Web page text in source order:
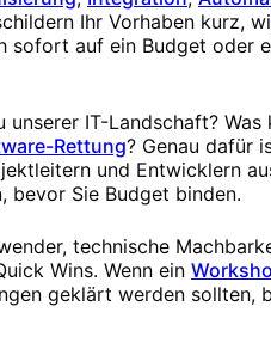
Ihr Vorhaben kurz,
sofort auf ein Budget oder
IT-Landschaft? Was
Rettung? Genau dafür
und Entwicklern
bevor Sie Budget binden.
technische
Wins. Wenn ein
geklärt werden sollten,